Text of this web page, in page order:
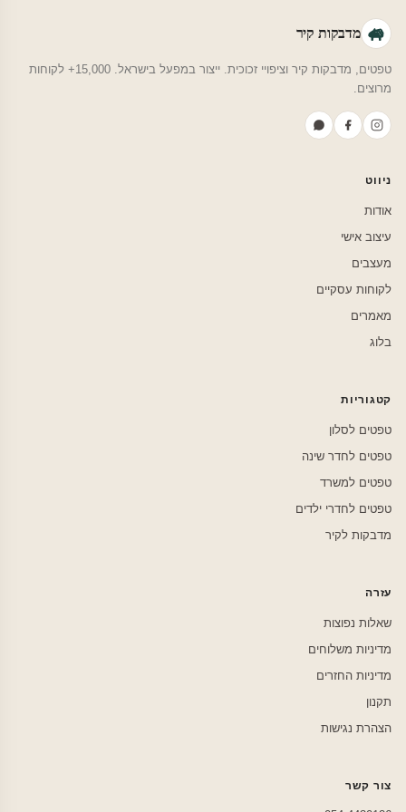
מדבקות קיר
טפטים, מדבקות קיר וציפויי זכוכית. ייצור במפעל בישראל. 15,000+ לקוחות
מרוצים.
ניווט
אודות
עיצוב אישי
מעצבים
לקוחות עסקיים
מאמרים
בלוג
קטגוריות
טפטים לסלון
טפטים לחדר שינה
טפטים למשרד
טפטים לחדרי ילדים
מדבקות לקיר
עזרה
שאלות נפוצות
מדיניות משלוחים
מדיניות החזרים
תקנון
הצהרת נגישות
צור קשר